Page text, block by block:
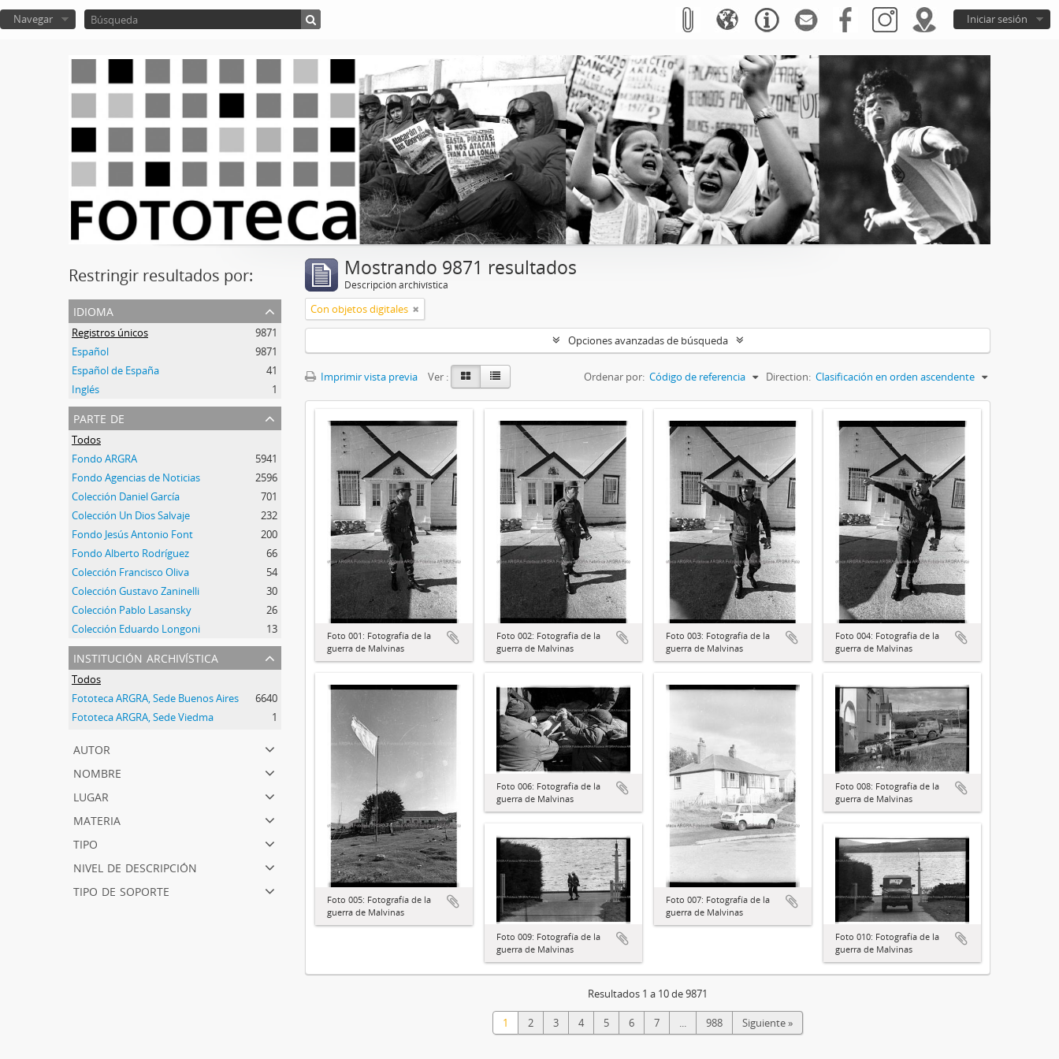
Iniciar sesión
Navegar
Restringir resultados por:
idioma
Registros únicos
9871
Español
9871
Español de España
41
Inglés
1
parte de
Todos
Fondo ARGRA
5941
Fondo Agencias de Noticias
2596
Colección Daniel García
701
Colección Un Dios Salvaje
232
Fondo Jesús Antonio Font
200
Fondo Alberto Rodríguez
66
Colección Francisco Oliva
54
Colección Gustavo Zaninelli
30
Colección Pablo Lasansky
26
Colección Eduardo Longoni
13
institución archivística
Todos
Fototeca ARGRA, Sede Buenos Aires
6640
Fototeca ARGRA, Sede Viedma
1
autor
nombre
lugar
materia
tipo
nivel de descripción
tipo de soporte
Mostrando 9871 resultados
Descripción archivística
Con objetos digitales
Opciones avanzadas de búsqueda
Imprimir vista previa Ver : Ordenar por: Código de referencia Direction: Clasificación en orden ascendente
Foto 001: Fotografía de la
guerra de Malvinas
Foto 002: Fotografía de la
guerra de Malvinas
Foto 003: Fotografía de la
guerra de Malvinas
Foto 004: Fotografía de la
guerra de Malvinas
Foto 005: Fotografía de la
guerra de Malvinas
Foto 006: Fotografía de la
guerra de Malvinas
Foto 007: Fotografía de la
guerra de Malvinas
Foto 008: Fotografía de la
guerra de Malvinas
Foto 009: Fotografía de la
guerra de Malvinas
Foto 010: Fotografía de la
guerra de Malvinas
Resultados 1 a 10 de 9871
1 2 3 4 5 6 7 988 Siguiente »